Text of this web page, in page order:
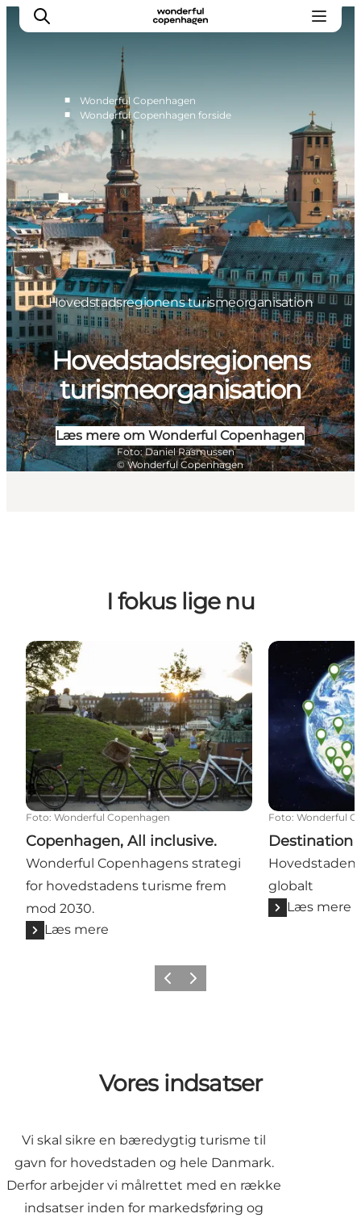
Vi arbejder for
Samarbejd med os
Turismeviden
Om Wonderful Copenhagen
■
Wonderful Copenhagen
■
Wonderful Copenhagen forside
Hovedstadsregionens turismeorganisation
Hovedstadsregionens
turismeorganisation
Læs mere om Wonderful Copenhagen
Foto: Daniel Rasmussen
©Wonderful Copenhagen
I fokus lige nu
Copenhagen, All inclusive.
Foto: Wonderful Copenhagen
Copenhagen, All inclusive.
Wonderful Copenhagens strategi
for hovedstadens turisme frem
mod 2030.
Læs mere
Foto: Wonderful
globalt
Læs mere
ForrigeNæste
Vores indsatser
Vi skal sikre en bæredygtig turisme til
gavn for hovedstaden og hele Danmark.
Derfor arbejder vi målrettet med en række
indsatser inden for markedsføring og